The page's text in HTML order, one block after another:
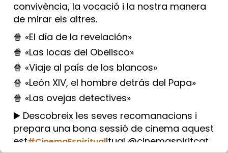
convivència, la vocació i la nostra manera
de mirar els altres.
🍿 «El día de la revelación»
🍿 «Las locas del Obelisco»
🍿 «Viaje al país de los blancos»
🍿 «León XIV, el hombre detrás del Papa»
🍿 «Las ovejas detectives»
▶️ Descobreix les seves recomanacions i
prepara una bona sessió de cinema aquest
est#CinemaEspiritualitual @cinemaspiritcat